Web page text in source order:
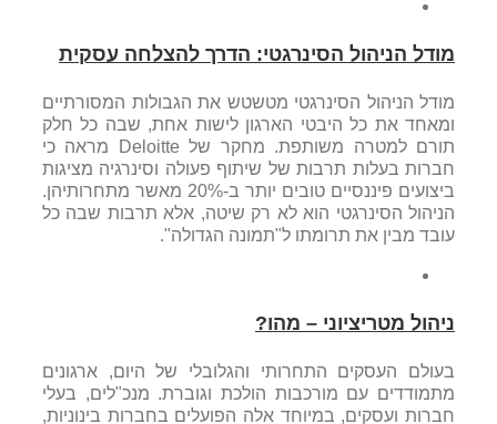
מודל הניהול הסינרגטי: הדרך להצלחה עסקית
מודל הניהול הסינרגטי מטשטש את הגבולות המסורתיים
ומאחד את כל היבטי הארגון לישות אחת, שבה כל חלק
תורם למטרה משותפת. מחקר של Deloitte מראה כי
חברות בעלות תרבות של שיתוף פעולה וסינרגיה מציגות
ביצועים פיננסיים טובים יותר ב-20% מאשר מתחרותיהן.
הניהול הסינרגטי הוא לא רק שיטה, אלא תרבות שבה כל
עובד מבין את תרומתו ל"תמונה הגדולה".
ניהול מטריציוני – מהו?
בעולם העסקים התחרותי והגלובלי של היום, ארגונים
מתמודדים עם מורכבות הולכת וגוברת. מנכ"לים, בעלי
חברות ועסקים, במיוחד אלה הפועלים בחברות בינוניות,